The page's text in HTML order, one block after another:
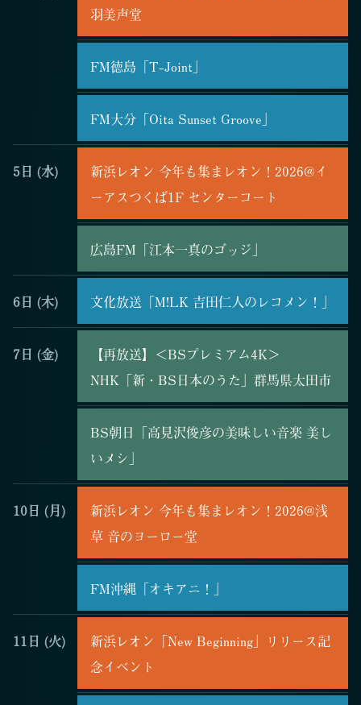
羽美声堂
FM徳島「T-Joint」
FM大分「Oita Sunset Groove」
5日 (水)
新浜レオン 今年も集まレオン！2026@イ
ーアスつくば1F センターコート
広島FM「江本一真のゴッジ」
6日 (木) 文化放送「M!LK 吉田仁人のレコメン！」
7日 (金)
【再放送】＜BSプレミアム4K＞
NHK「新・BS日本のうた」群馬県太田市
BS朝日「高見沢俊彦の美味しい音楽 美し
いメシ」
10日 (月)
新浜レオン 今年も集まレオン！2026@浅
草 音のヨーロー堂
FM沖縄「オキアニ！」
11日 (火)
新浜レオン「New Beginning」リリース記
念イベント